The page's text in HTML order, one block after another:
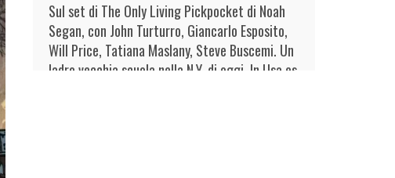
Sul set di The Only Living Pickpocket di Noah
Segan, con John Turturro, Giancarlo Esposito,
Will Price, Tatiana Maslany, Steve Buscemi. Un
ladro vecchia scuola nella N.Y. di oggi. In Usa es